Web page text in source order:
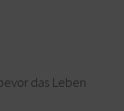
das Leben